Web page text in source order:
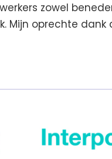
zowel
Mijn oprechte